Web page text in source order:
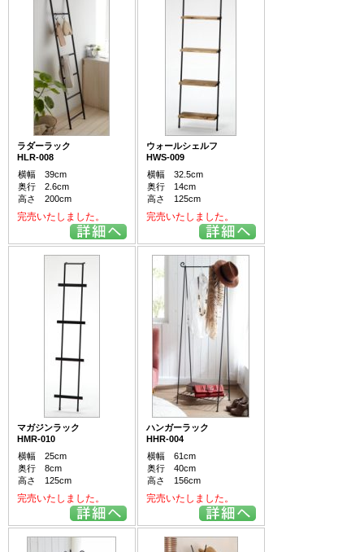
ラダーラック
HLR-008
横幅 39cm
奥行 2.6cm
高さ 200cm
完売いたしました。
ウォールシェルフ
HWS-009
横幅 32.5cm
奥行 14cm
高さ 125cm
完売いたしました。
マガジンラック
HMR-010
横幅 25cm
奥行 8cm
高さ 125cm
完売いたしました。
ハンガーラック
HHR-004
横幅 61cm
奥行 40cm
高さ 156cm
完売いたしました。